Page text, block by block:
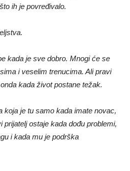
ih je povređivalo.
kada je sve dobro. Mnogi će se
i veselim trenucima. Ali pravi
kada život postane težak.
koja je tu samo kada imate novac,
prijatelj ostaje kada dođu problemi,
i kada mu je podrška